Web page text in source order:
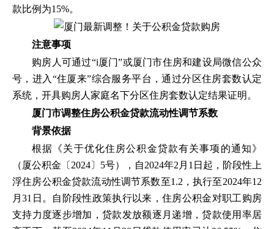
款比例为15%。
注意事项
购房人可通过“i厦门”或厦门市住房和建设局微信公众
号，进入“住厦来”综合服务平台，通过分区住房套数认定
系统，开具购房人家庭名下分区住房套数认定结果证明。
厦门市调整住房公积金贷款流动性调节系数
背景依据
根据《关于优化住房公积金贷款有关事项的通知》
（厦公积金〔2024〕5号），自2024年2月1日起，阶段性上
浮住房公积金贷款流动性调节系数至1.2，执行至2024年12
月31日。自阶段性政策执行以来，住房公积金对职工购房
支持力度逐步增加，贷款发放额逐月递增，贷款使用率居